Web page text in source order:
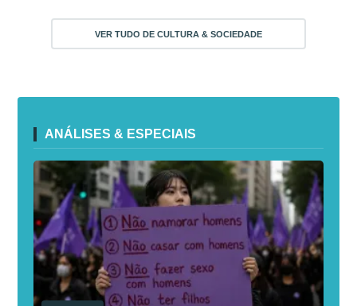
VER TUDO DE CULTURA & SOCIEDADE
ANÁLISES & ESPECIAIS